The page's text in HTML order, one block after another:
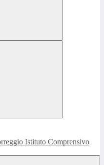
Istituto Comprensivo